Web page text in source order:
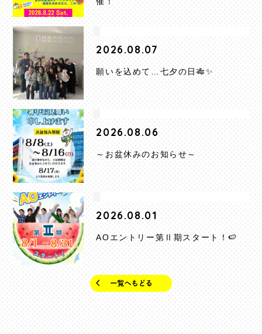
2026.08.07
願いを込めて…七夕の日🎋✨
2026.08.06
～お盆休みのお知らせ～
2026.08.01
AOエントリー第Ⅱ期スタート！🍉